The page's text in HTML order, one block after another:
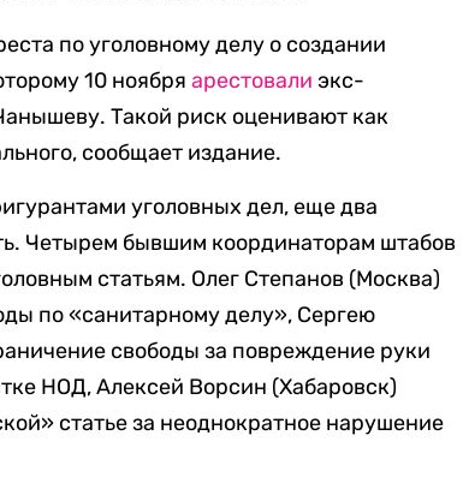
по уголовному делу о создании
10 ноябряарестовали экс-
Такой риск оценивают как
сообщает издание.
уголовных дел, еще два
Четырем бывшим координаторам штабов
статьям. Олег Степанов (Москва)
по «санитарному делу», Сергею
свободы за повреждение руки
НОД, Алексей Ворсин (Хабаровск)
статье за неоднократное нарушение